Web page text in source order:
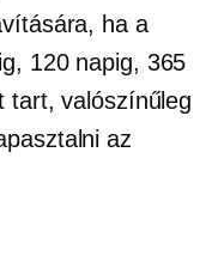
ha a
120 napig, 365
tart, valószínűleg
az